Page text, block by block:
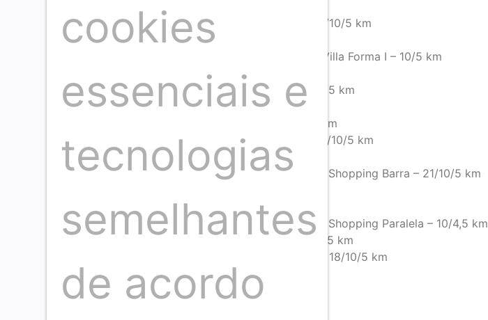
27.04 – Circuito das Estações – Outono – 13/10/5 km
Maio:
11.05 – Track&Fields Run Series – Shopping Villa Forma I – 10/5 km
18.05 – 2ª Corrida do Leão
25.05 – Meia Maratona Farol a Farol – 21/10/5 km
Junho:
08.06 – Corrida do Bahêa 2ª edição – 10/5 km
20.06 – Circuito das Estações – Inverno – 15/10/5 km
Agosto:
10.08 – Santander Track&Fields Run Series – Shopping Barra – 21/10/5 km
13.09 – Santander Track&Fields Run Series – Shopping Paralela – 10/4,5 km
21.09 – Maratona Salvador 2025 – 42/21/10/5 km
28.09 – Circuito das Estações – Primavera – 18/10/5 km
Novembro:
02.11 – Blue Run Salvador – 10/5 km
cookies
essenciais e
tecnologias
semelhantes
de acordo